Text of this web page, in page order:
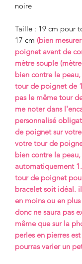
noire
Taille : 19 cm pour
17 cm (bien
poignet avant de
mètre souple
bien contre la
tour de poignet de
pas le même tour
me noter dans
personnalisé
de poignet sur
votre tour de
bien contre la
automatiquement
tour de poignet
bracelet soit idéal.
en moins ou en
donc ne saura pas
même que sur la
perles en pierres
pourras varier un